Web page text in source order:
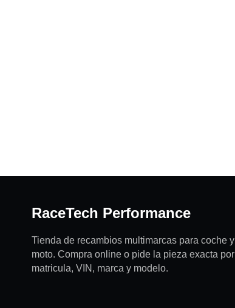
RaceTech Performance
Tienda de recambios multimarcas para coche y
moto. Compra online o pide la pieza exacta por
matricula, VIN, marca y modelo.